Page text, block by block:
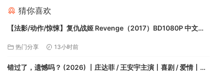
猜你喜欢
【法影/动作/惊悚】复仇战姬 Revenge（2017）BD1080P 中文字
热门分享 13小时前
错过了，遗憾吗？ (2026) 丨庄达菲 / 王安宇主演丨喜剧 / 爱情丨中